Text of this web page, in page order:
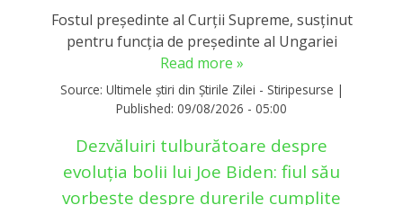
Fostul președinte al Curții Supreme, susținut
pentru funcția de președinte al Ungariei
Read more »
Source: Ultimele știri din Știrile Zilei - Stiripesurse |
Published: 09/08/2026 - 05:00
Dezvăluiri tulburătoare despre
evoluția bolii lui Joe Biden: fiul său
vorbește despre durerile cumplite